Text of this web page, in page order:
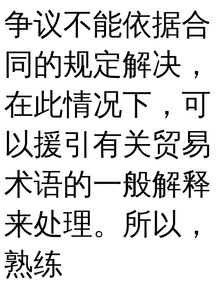
争议不能依据合
同的规定解决，
在此情况下，可
以援引有关贸易
术语的一般解释
来处理。所以，
熟练